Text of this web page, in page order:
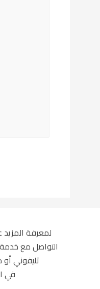
لمعرفة
التواصل مع
تليفوني
في